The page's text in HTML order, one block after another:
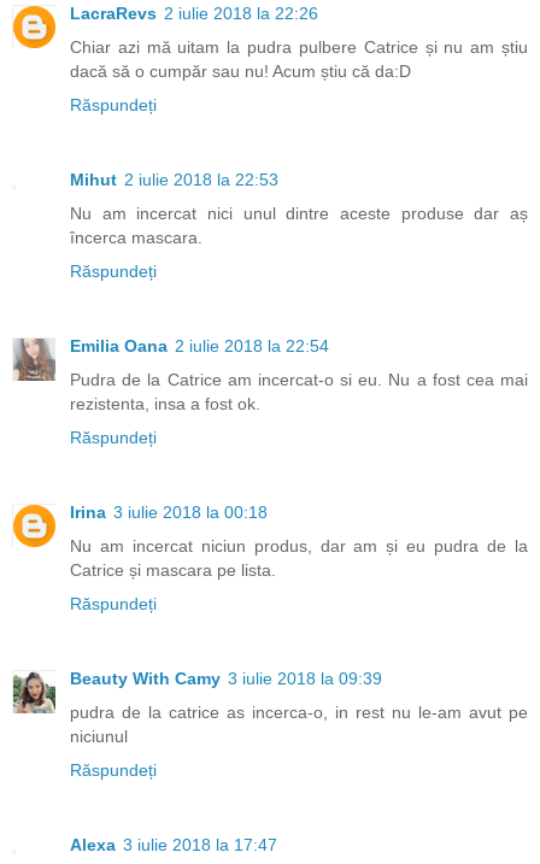
LacraRevs 2 iulie 2018 la 22:26
Chiar azi mă uitam la pudra pulbere Catrice și nu am știu
dacă să o cumpăr sau nu! Acum știu că da:D
Răspundeți
Mihut 2 iulie 2018 la 22:53
Nu am incercat nici unul dintre aceste produse dar aș
încerca mascara.
Răspundeți
Emilia Oana 2 iulie 2018 la 22:54
Pudra de la Catrice am incercat-o si eu. Nu a fost cea mai
rezistenta, insa a fost ok.
Răspundeți
Irina 3 iulie 2018 la 00:18
Nu am incercat niciun produs, dar am și eu pudra de la
Catrice și mascara pe lista.
Răspundeți
Beauty With Camy 3 iulie 2018 la 09:39
pudra de la catrice as incerca-o, in rest nu le-am avut pe
niciunul
Răspundeți
Alexa 3 iulie 2018 la 17:47